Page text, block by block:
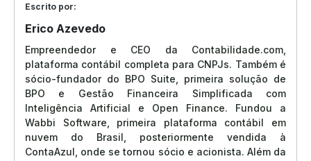
Escrito por:
Erico Azevedo
Empreendedor e CEO da Contabilidade.com,
plataforma contábil completa para CNPJs. Também é
sócio-fundador do BPO Suite, primeira solução de
BPO e Gestão Financeira Simplificada com
Inteligência Artificial e Open Finance. Fundou a
Wabbi Software, primeira plataforma contábil em
nuvem do Brasil, posteriormente vendida à
ContaAzul, onde se tornou sócio e acionista. Além da